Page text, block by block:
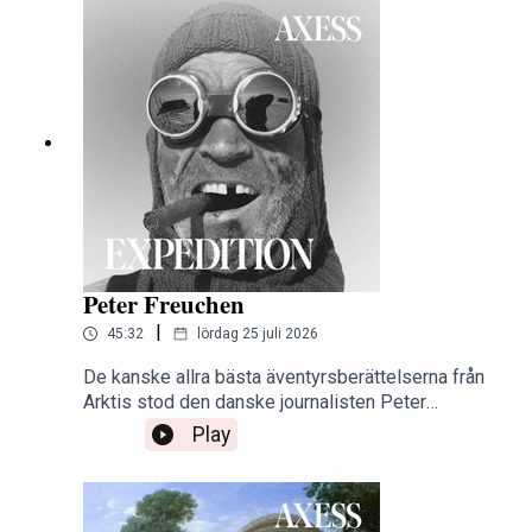
Peter Freuchen
45:32 lördag 25 juli 2026
De kanske allra bästa äventyrsberättelserna från
Arktis stod den danske journalisten Peter
Freuchen för. Även om man ibland kan behöva ta
dem med en nypa salt var hans kärlek till den
grönländska livsstilen genuin och hans
berättartalang tog honom hela vägen till
Hollywood. Som om inte det vore nog var han
Play